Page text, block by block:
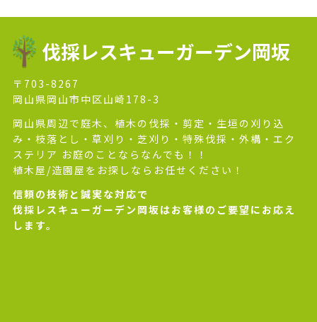
伐採レスキューガーデン岡坂
〒703-8267
岡山県岡山市中区山崎178-3
岡山県周辺で庭木、植木の伐採・剪定・生垣の刈り込
み・枝落とし・草刈り・芝刈り・特殊伐採・外構・エク
ステリア お庭のことならなんでも！！
植木屋/造園屋をお探しならお任せください！
信頼の技術と誠実な対応で
伐採レスキューガーデン岡坂はお客様のご要望にお応え
します。